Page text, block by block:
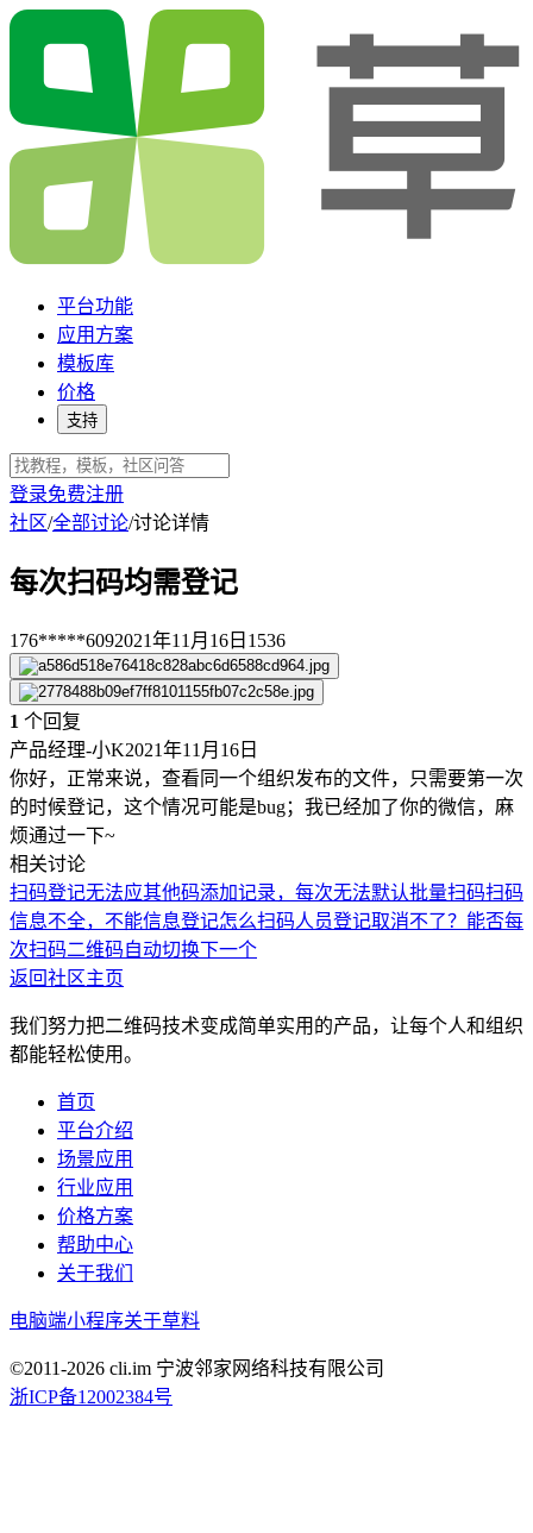
平台功能
应用方案
模板库
价格
支持
登录免费注册
社区/全部讨论/讨论详情
每次扫码均需登记
176*****6092021年11月16日 1536
1 个回复
产品经理-小K2021年11月16日
你好，正常来说，查看同一个组织发布的文件，只需要第一次
的时候登记，这个情况可能是bug；我已经加了你的微信，麻
烦通过一下~
相关讨论
扫码登记无法应其他码添加记录，每次无法默认批量扫码扫码
信息不全，不能信息登记怎么扫码人员登记取消不了？ 能否每
次扫码二维码自动切换下一个
返回社区主页
我们努力把二维码技术变成简单实用的产品，让每个人和组织
都能轻松使用。
首页
平台介绍
场景应用
行业应用
价格方案
帮助中心
关于我们
电脑端小程序关于草料
©2011-2026 cli.im 宁波邻家网络科技有限公司
浙ICP备12002384号